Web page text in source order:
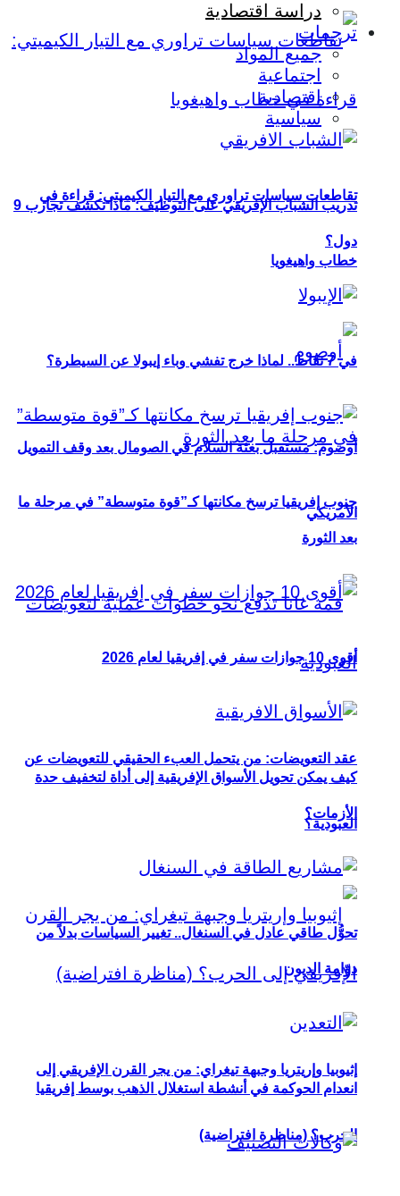
تقاطعات سياسات تراوري مع التيار الكيميتي: قراءة في
خطاب واهيغويا
أوصوم: مستقبل بعثة السلام في الصومال بعد وقف التمويل
الأمريكي
عقد التعويضات: من يتحمل العبء الحقيقي للتعويضات عن
العبودية؟
إثيوبيا وإريتريا وجبهة تيغراي: من يجر القرن الإفريقي إلى
الحرب؟ (مناظرة افتراضية)
دراسة اقتصادية
ترجمات
جميع المواد
اجتماعية
اقتصادية
سياسية
تدريب الشباب الإفريقي على التوظيف: ماذا تكشف تجارب 9
دول؟
في 7 نقاط.. لماذا خرج تفشي وباء إيبولا عن السيطرة؟
جنوب إفريقيا ترسخ مكانتها كـ”قوة متوسطة” في مرحلة ما
بعد الثورة
أقوى 10 جوازات سفر في إفريقيا لعام 2026
كيف يمكن تحويل الأسواق الإفريقية إلى أداة لتخفيف حدة
الأزمات؟
تحوُّل طاقي عادل في السنغال.. تغيير السياسات بدلاً من
دوّامة الديون
انعدام الحوكمة في أنشطة استغلال الذهب بوسط إفريقيا